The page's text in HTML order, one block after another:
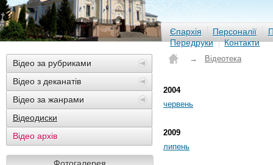
Єпархія Персоналії
Передруки
Контакти
Відео за рубриками
Відео з деканатів
Відео за жанрами
Відеодиски
Відео архів
→ Відеотека
2004
червень
2009
липень